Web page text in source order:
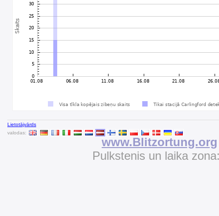
Lietotājvārds
valodas:
www.Blitzortung.org
Pulkstenis un laika